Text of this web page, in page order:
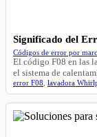
Significado del
Códigos de error por
El código F08 en las
el sistema de
error F08 lavadora